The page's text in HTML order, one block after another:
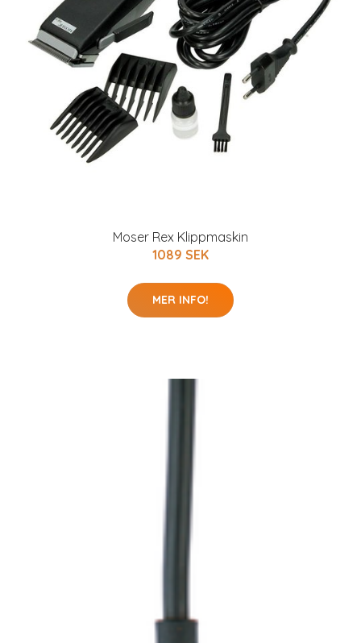
Moser Rex Klippmaskin
1089 SEK
MER INFO!